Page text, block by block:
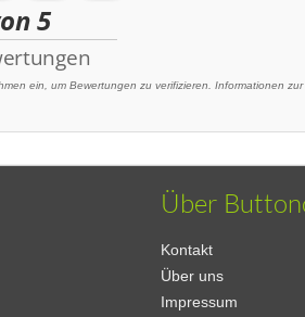
ein, um Bewertungen zu verifizieren. Informationen
Über
Kontakt
Über uns
Impressum